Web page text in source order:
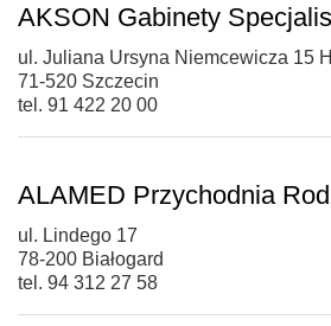
AKSON Gabinety
ul. Juliana Ursyna Niemcewicza 15 H
71-520 Szczecin
tel. 91 422 20 00
ALAMED Przychodnia
ul. Lindego 17
78-200 Białogard
tel. 94 312 27 58